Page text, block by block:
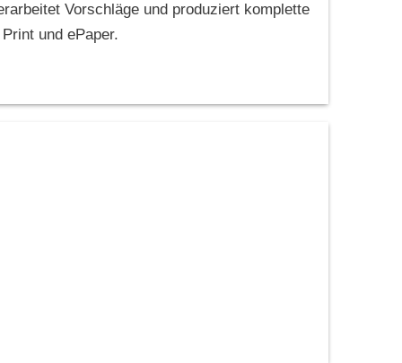
Vorschläge und produziert komplette
und ePaper.